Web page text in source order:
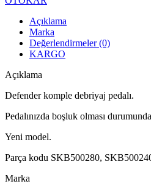
Açıklama
Marka
Değerlendirmeler (0)
KARGO
Açıklama
Defender komple debriyaj pedalı.
Pedalınızda boşluk olması
Yeni model.
Parça kodu SKB500280,
Marka